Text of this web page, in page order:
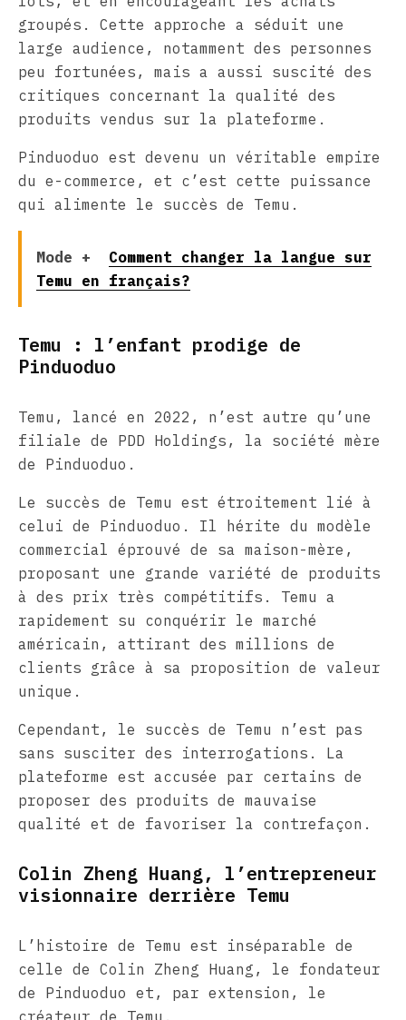
groupés. Cette approche a séduit une
large audience, notamment des personnes
peu fortunées, mais a aussi suscité des
critiques concernant la qualité des
produits vendus sur la plateforme.
Pinduoduo est devenu un véritable empire
du e-commerce, et c’est cette puissance
qui alimente le succès de Temu.
Mode +
Comment changer la langue sur
Temu en français?
Temu : l’enfant prodige de
Pinduoduo
Temu, lancé en 2022, n’est autre qu’une
filiale de PDD Holdings, la société mère
de Pinduoduo.
Le succès de Temu est étroitement lié à
celui de Pinduoduo. Il hérite du modèle
commercial éprouvé de sa maison-mère,
proposant une grande variété de produits
à des prix très compétitifs. Temu a
rapidement su conquérir le marché
américain, attirant des millions de
clients grâce à sa proposition de valeur
unique.
Cependant, le succès de Temu n’est pas
sans susciter des interrogations. La
plateforme est accusée par certains de
proposer des produits de mauvaise
qualité et de favoriser la contrefaçon.
Colin Zheng Huang, l’entrepreneur
visionnaire derrière Temu
L’histoire de Temu est inséparable de
celle de Colin Zheng Huang, le fondateur
de Pinduoduo et, par extension, le